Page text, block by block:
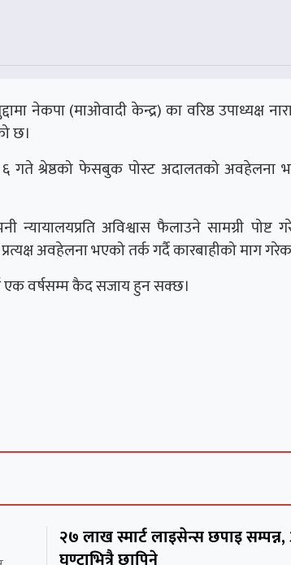
नेकपा (माओवादी केन्द्र) का वरिष्ठ उपाध्यक्ष
छ।
६ गते श्रेष्ठको फेसबुक पोस्ट अदालतको अवहेलना
न्यायालयप्रति अविश्वास फैलाउने सामग्री पोष्ट
अवहेलना भएको तर्क गर्दै कारबाहीको माग
एक वर्षसम्म कैद सजाय हुन सक्छ।
२७ लाख स्मार्ट लाइसेन्स छपाइ